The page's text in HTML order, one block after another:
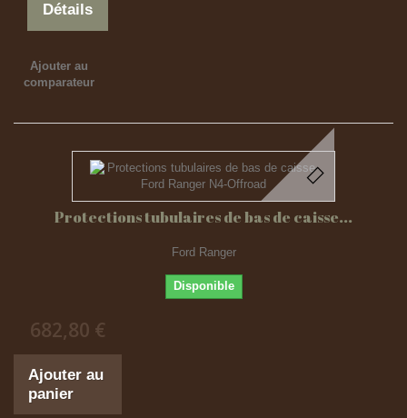
Détails
Ajouter au
comparateur
Protections tubulaires de bas de caisse...
Ford Ranger
Disponible
682,80 €
Ajouter au
panier